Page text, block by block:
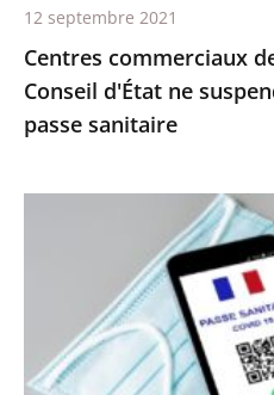
pas
l’obligation
de
passe
Centres commerciaux
Conseil d'État ne
passe sanitaire
12 septembre 2021
Conseil